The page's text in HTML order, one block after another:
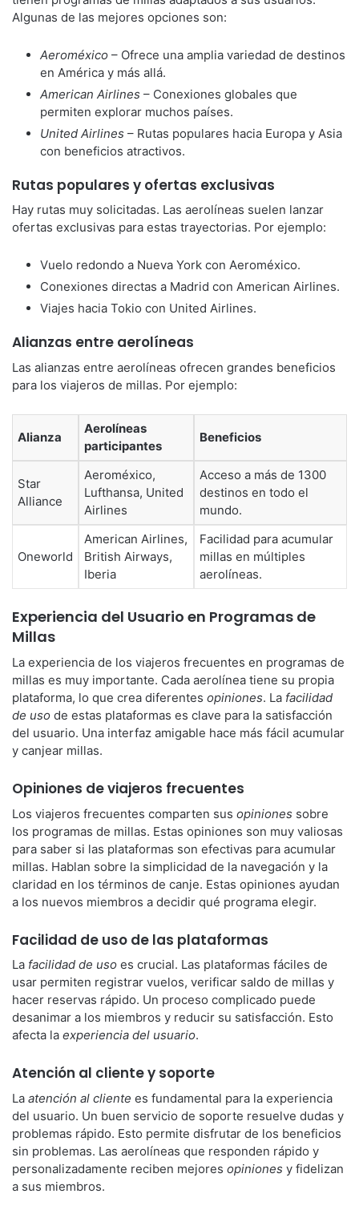
Algunas de las mejores opciones son:
Aeroméxico – Ofrece una amplia variedad de destinos
en América y más allá.
American Airlines – Conexiones globales que
permiten explorar muchos países.
United Airlines – Rutas populares hacia Europa y Asia
con beneficios atractivos.
Rutas populares y ofertas exclusivas
Hay rutas muy solicitadas. Las aerolíneas suelen lanzar
ofertas exclusivas para estas trayectorias. Por ejemplo:
Vuelo redondo a Nueva York con Aeroméxico.
Conexiones directas a Madrid con American Airlines.
Viajes hacia Tokio con United Airlines.
Alianzas entre aerolíneas
Las alianzas entre aerolíneas ofrecen grandes beneficios
para los viajeros de millas. Por ejemplo:
Alianza
Aerolíneas
participantes
Beneficios
Star
Alliance
Aeroméxico,
Lufthansa, United
Airlines
Acceso a más de 1300
destinos en todo el
mundo.
Oneworld
American Airlines,
British Airways,
Iberia
Facilidad para acumular
millas en múltiples
aerolíneas.
Experiencia del Usuario en Programas de
Millas
La experiencia de los viajeros frecuentes en programas de
millas es muy importante. Cada aerolínea tiene su propia
plataforma, lo que crea diferentes opiniones. La facilidad
de uso de estas plataformas es clave para la satisfacción
del usuario. Una interfaz amigable hace más fácil acumular
y canjear millas.
Opiniones de viajeros frecuentes
Los viajeros frecuentes comparten sus opiniones sobre
los programas de millas. Estas opiniones son muy valiosas
para saber si las plataformas son efectivas para acumular
millas. Hablan sobre la simplicidad de la navegación y la
claridad en los términos de canje. Estas opiniones ayudan
a los nuevos miembros a decidir qué programa elegir.
Facilidad de uso de las plataformas
La facilidad de uso es crucial. Las plataformas fáciles de
usar permiten registrar vuelos, verificar saldo de millas y
hacer reservas rápido. Un proceso complicado puede
desanimar a los miembros y reducir su satisfacción. Esto
afecta la experiencia del usuario.
Atención al cliente y soporte
La atención al cliente es fundamental para la experiencia
del usuario. Un buen servicio de soporte resuelve dudas y
problemas rápido. Esto permite disfrutar de los beneficios
sin problemas. Las aerolíneas que responden rápido y
personalizadamente reciben mejores opiniones y fidelizan
a sus miembros.